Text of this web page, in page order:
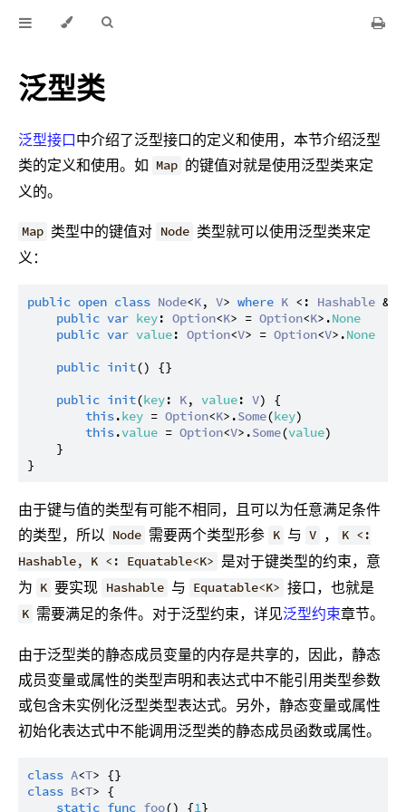
泛型类
泛型接口中介绍了泛型接口的定义和使用，本节介绍泛型
类的定义和使用。如 Map 的键值对就是使用泛型类来定
义的。
Map 类型中的键值对 Node 类型就可以使用泛型类来定
义：
public open class Node<K, V> where K <: Hashable &
public var key: Option<K> = Option<K>.None
public var value: Option<V> = Option<V>.None
public init() {}
public init(key: K, value: V) {
this.key = Option<K>.Some(key)
this.value = Option<V>.Some(value)
    }
由于键与值的类型有可能不相同，且可以为任意满足条件
的类型，所以 Node 需要两个类型形参 K 与 V ，
K <:
Hashable, K <: Equatable<K> 是对于键类型的约束，意
为 K 要实现 Hashable 与 Equatable<K> 接口，也就是
K 需要满足的条件。对于泛型约束，详见泛型约束章节。
由于泛型类的静态成员变量的内存是共享的，因此，静态
成员变量或属性的类型声明和表达式中不能引用类型参数
或包含未实例化泛型类型表达式。另外，静态变量或属性
初始化表达式中不能调用泛型类的静态成员函数或属性。
class A<T
class B<T> {
static func foo() {1}